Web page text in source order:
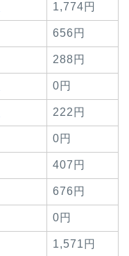
1,774円
656円
288円
0円
222円
0円
407円
676円
0円
1,571円